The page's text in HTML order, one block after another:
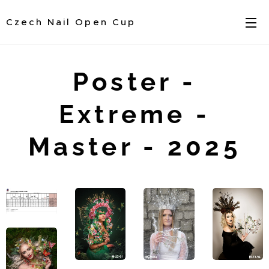
Czech Nail Open Cup
Poster -
Extreme -
Master - 2025